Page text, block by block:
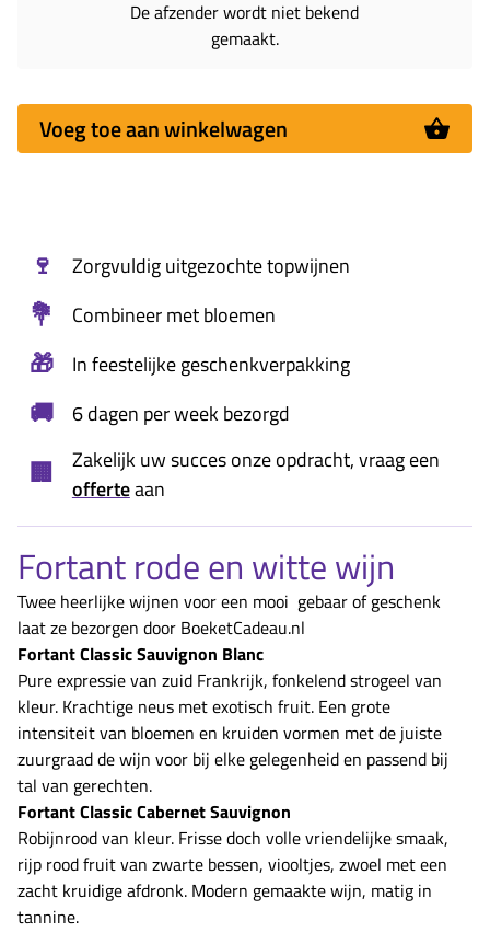
De afzender wordt niet bekend
gemaakt.
Voeg toe aan winkelwagen
🍷 Zorgvuldig uitgezochte topwijnen
💐 Combineer met bloemen
🎁 In feestelijke geschenkverpakking
🚚 6 dagen per week bezorgd
🏢
Zakelijk uw succes onze opdracht, vraag een
offerteaan
Fortant rode en witte wijn
Twee heerlijke wijnen voor een mooi gebaar of geschenk
laat ze bezorgen door BoeketCadeau.nl
Fortant Classic Sauvignon Blanc
Pure expressie van zuid Frankrijk, fonkelend strogeel van
kleur. Krachtige neus met exotisch fruit. Een grote
intensiteit van bloemen en kruiden vormen met de juiste
zuurgraad de wijn voor bij elke gelegenheid en passend bij
tal van gerechten.
Fortant Classic Cabernet Sauvignon
Robijnrood van kleur. Frisse doch volle vriendelijke smaak,
rijp rood fruit van zwarte bessen, viooltjes, zwoel met een
zacht kruidige afdronk. Modern gemaakte wijn, matig in
tannine.